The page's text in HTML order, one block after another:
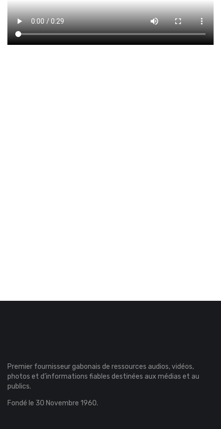
Premier fournisseur gabonais de ressources audios, vidéos,
photos et d’informations fiables destinées aux médias et au
publics.
Fondé le 30 Novembre 1960.